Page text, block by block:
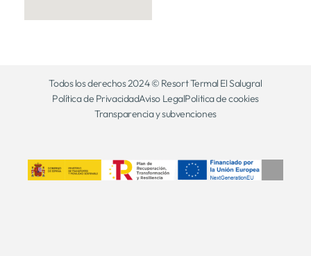
Todos los derechos 2024 © Resort Termal El Salugral
Política de PrivacidadAviso LegalPolitica de cookies
Transparencia y subvenciones